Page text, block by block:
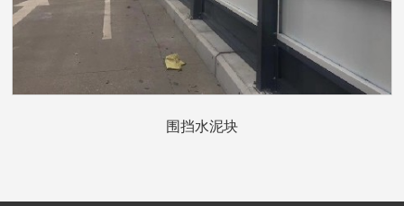
围挡水泥块